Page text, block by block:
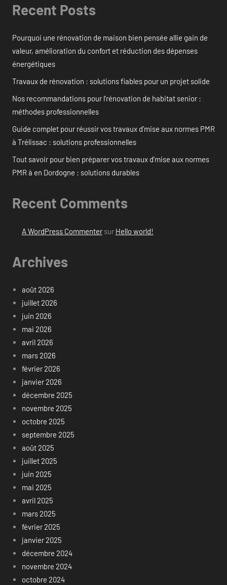
Recent Posts
Pourquoi une rénovation de maison bien pensée allie gain de
valeur, amélioration du confort et réduction des dépenses
énergétiques
Travaux de rénovation : solutions fiables pour un projet solide
Nos recommandations pour l’rénovation de habitat senior :
méthodes professionnelles
Guide complet pour réussir vos travaux d’mise aux normes PMR
à Trélissac : solutions professionnelles
Tout savoir pour bien préparer vos travaux d’mise aux normes
PMR à en Dordogne : solutions durables
Recent Comments
A WordPress Commentersur Hello world!
Archives
août 2026
juillet 2026
juin 2026
mai 2026
avril 2026
mars 2026
février 2026
janvier 2026
décembre 2025
novembre 2025
octobre 2025
septembre 2025
août 2025
juillet 2025
juin 2025
mai 2025
avril 2025
mars 2025
février 2025
janvier 2025
décembre 2024
novembre 2024
octobre 2024